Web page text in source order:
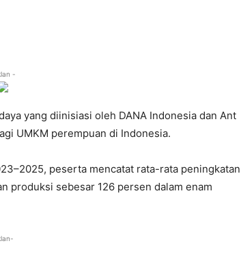
-
yang diinisiasi oleh DANA Indonesia dan Ant
UMKM perempuan di Indonesia.
peserta mencatat rata-rata peningkatan
produksi sebesar 126 persen dalam enam